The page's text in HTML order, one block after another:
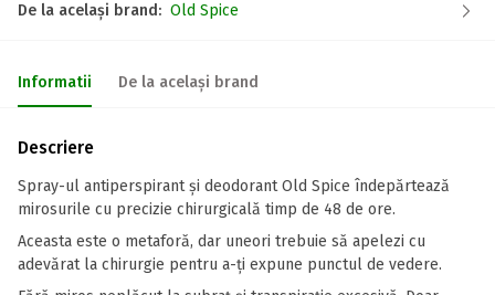
De la același brand: Old Spice
Informatii De la același brand
Descriere
Spray-ul antiperspirant și deodorant Old Spice îndepărtează
mirosurile cu precizie chirurgicală timp de 48 de ore.
Aceasta este o metaforă, dar uneori trebuie să apelezi cu
adevărat la chirurgie pentru a-ți expune punctul de vedere.